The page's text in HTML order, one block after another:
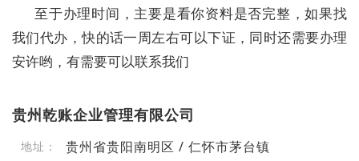
至于办理时间，主要是看你资料是否完整，如果找
我们代办，快的话一周左右可以下证，同时还需要办理
安许哟，有需要可以联系我们
贵州乾账企业管理有限公司
地址： 贵州省贵阳南明区 / 仁怀市茅台镇